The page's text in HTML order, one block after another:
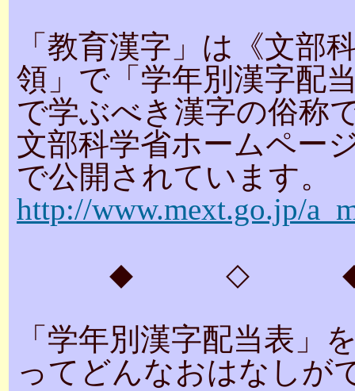
「教育漢字」は《文部
領」で「学年別漢字配
で学ぶべき漢字の俗称
文部科学省ホームペー
で公開されています。
http://www.mext.go.jp/
◆ ◇
「学年別漢字配当表」
ってどんなおはなしが